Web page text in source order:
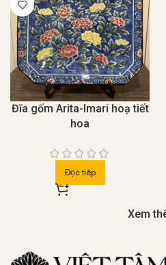
Đĩa gốm Arita-Imari hoạ tiết
hoa
Đọc tiếp
Xem